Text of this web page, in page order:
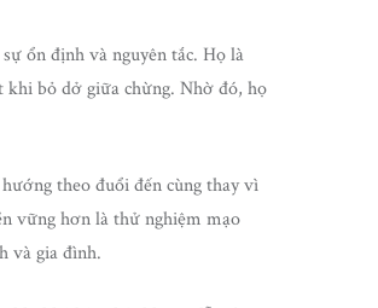
ổn định và nguyên tắc. Họ là
khi bỏ dở giữa chừng. Nhờ đó, họ
theo đuổi đến cùng thay vì
vững hơn là thử nghiệm mạo
và gia đình.